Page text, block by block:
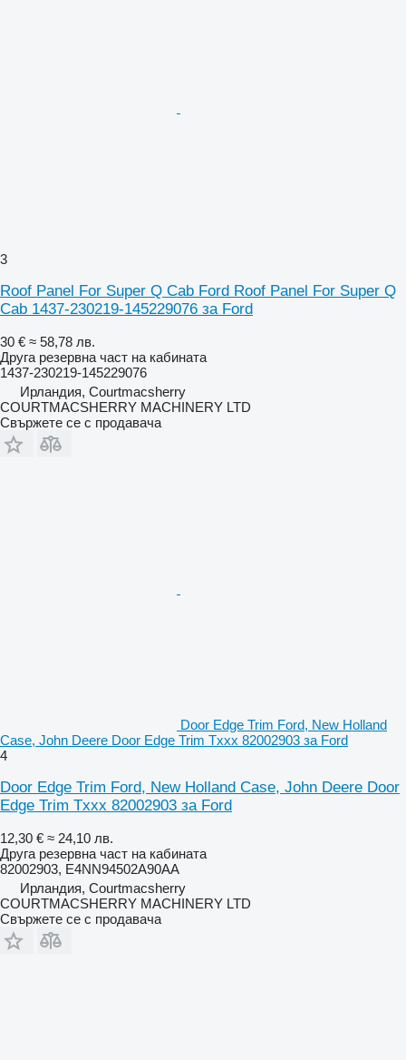
3
Roof Panel For Super Q Cab Ford Roof Panel For Super Q
Cab 1437-230219-145229076 за Ford
30 € ≈ 58,78 лв.
Друга резервна част на кабината
1437-230219-145229076
Ирландия, Courtmacsherry
COURTMACSHERRY MACHINERY LTD
Свържете се с продавача
Door Edge Trim Ford, New Holland
Case, John Deere Door Edge Trim Txxx 82002903 за Ford
4
Door Edge Trim Ford, New Holland Case, John Deere Door
Edge Trim Txxx 82002903 за Ford
12,30 € ≈ 24,10 лв.
Друга резервна част на кабината
82002903, E4NN94502A90AA
Ирландия, Courtmacsherry
COURTMACSHERRY MACHINERY LTD
Свържете се с продавача